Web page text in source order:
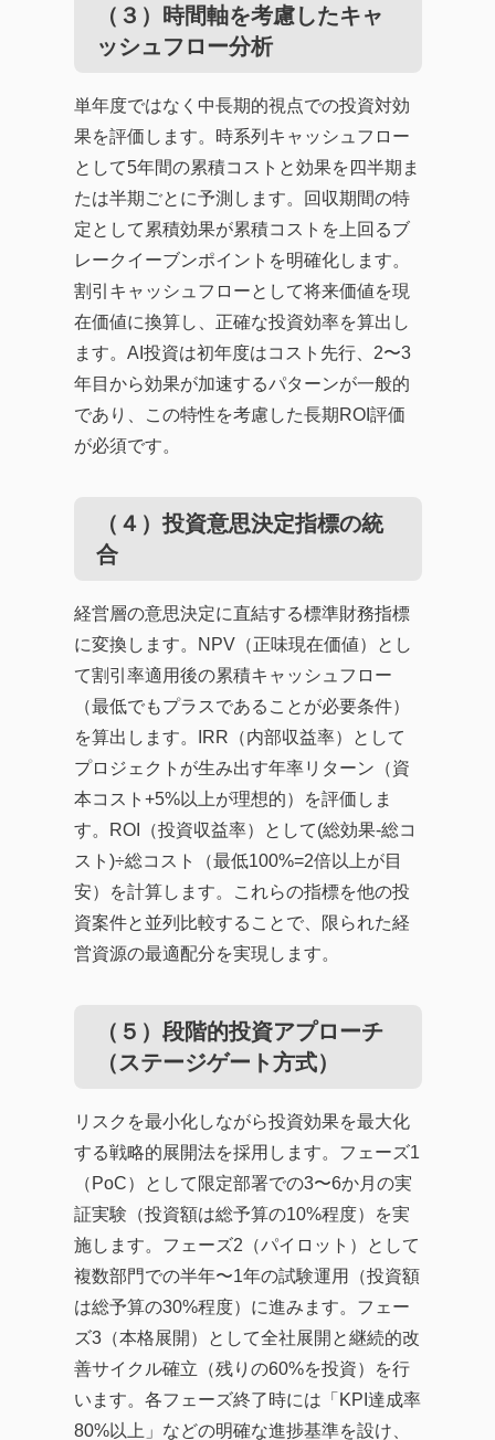
（３）時間軸を考慮したキャ
ッシュフロー分析
単年度ではなく中長期的視点での投資対効
果を評価します。時系列キャッシュフロー
として5年間の累積コストと効果を四半期ま
たは半期ごとに予測します。回収期間の特
定として累積効果が累積コストを上回るブ
レークイーブンポイントを明確化します。
割引キャッシュフローとして将来価値を現
在価値に換算し、正確な投資効率を算出し
ます。AI投資は初年度はコスト先行、2〜3
年目から効果が加速するパターンが一般的
であり、この特性を考慮した長期ROI評価
が必須です。
（４）投資意思決定指標の統
合
経営層の意思決定に直結する標準財務指標
に変換します。NPV（正味現在価値）とし
て割引率適用後の累積キャッシュフロー
（最低でもプラスであることが必要条件）
を算出します。IRR（内部収益率）として
プロジェクトが生み出す年率リターン（資
本コスト+5%以上が理想的）を評価しま
す。ROI（投資収益率）として(総効果-総コ
スト)÷総コスト（最低100%=2倍以上が目
安）を計算します。これらの指標を他の投
資案件と並列比較することで、限られた経
営資源の最適配分を実現します。
（５）段階的投資アプローチ
（ステージゲート方式）
リスクを最小化しながら投資効果を最大化
する戦略的展開法を採用します。フェーズ1
（PoC）として限定部署での3〜6か月の実
証実験（投資額は総予算の10%程度）を実
施します。フェーズ2（パイロット）として
複数部門での半年〜1年の試験運用（投資額
は総予算の30%程度）に進みます。フェー
ズ3（本格展開）として全社展開と継続的改
善サイクル確立（残りの60%を投資）を行
います。各フェーズ終了時には「KPI達成率
80%以上」などの明確な進捗基準を設け、